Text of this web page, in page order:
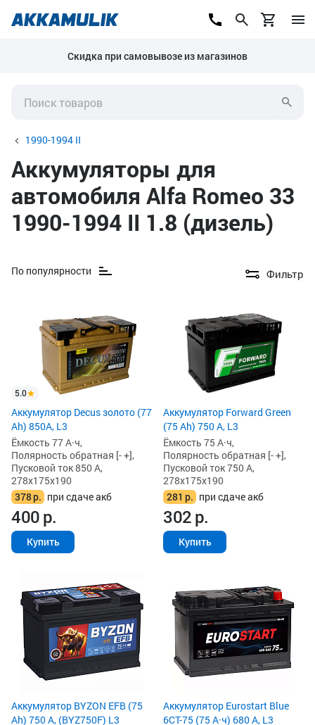
Скидка при самовывозе из магазинов
1990-1994 II
Аккумуляторы для
автомобиля Alfa Romeo 33
1990-1994 II 1.8 (дизель)
По популярности Фильтр
5.0
Аккумулятор Decus золото (77
Ah) 850А, L3
Ёмкость 77 А·ч,
Полярность обратная [- +],
Пусковой ток 850 А,
278x175x190
378р. при сдаче акб
400р.
Купить
Аккумулятор Forward Green
(75 Ah) 750 А, L3
Ёмкость 75 А·ч,
Полярность обратная [- +],
Пусковой ток 750 А,
278x175x190
281 р. при сдаче акб
302р.
Купить
Аккумулятор BYZON EFB (75
Ah) 750 А, (BYZ750F) L3
Аккумулятор Eurostart Blue
6CT-75 (75 А·ч) 680 А, L3